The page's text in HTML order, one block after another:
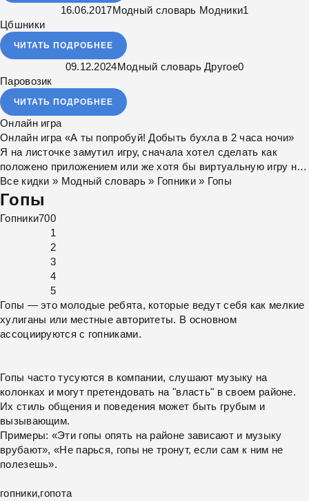
16.06.2017Модный словарь Модники1
Цбшники
ЧИТАТЬ ПОДРОБНЕЕ
09.12.2024Модный словарь Другое0
Паровозик
ЧИТАТЬ ПОДРОБНЕЕ
Онлайн игра
Онлайн игра «А ты попробуй! Добыть бухла в 2 часа ночи»
Я на листочке замутил игру, сначала хотел сделать как
положено приложением или же хотя бы виртуальную игру на
ютубе, но решил отделаться html и фотками, зато играть
можно даже на каком-нибудь сименсе.
Все кидки » Модный словарь» Гопники» Гопы
Гопы
Гопники700
1
2
3
4
5
Гопы — это молодые ребята, которые ведут себя как мелкие
хулиганы или местные авторитеты. В основном
ассоциируются с гопниками.
Гопы часто тусуются в компании, слушают музыку на
колонках и могут претендовать на "власть" в своем районе.
Их стиль общения и поведения может быть грубым и
вызывающим.
Примеры: «Эти гопы опять на районе зависают и музыку
врубают», «Не парься, гопы не тронут, если сам к ним не
полезешь».
гопники,гопота